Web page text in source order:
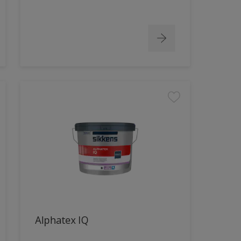
Alphatex IQ